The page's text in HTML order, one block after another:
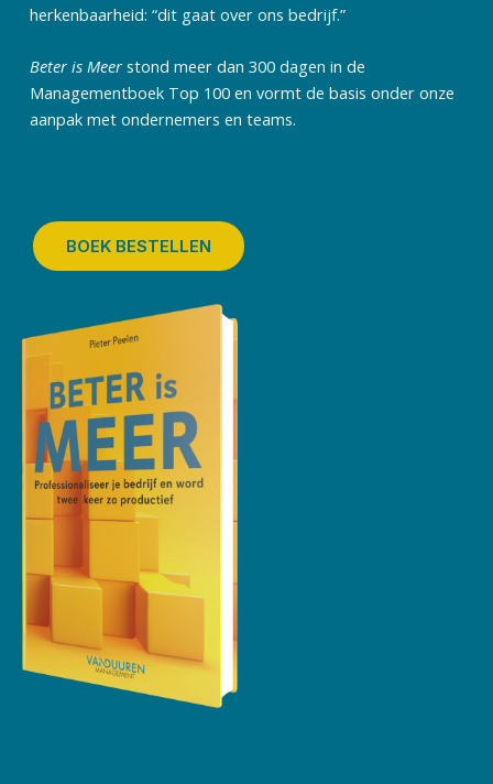
herkenbaarheid: “dit gaat over ons bedrijf.”
Beter is Meer stond meer dan 300 dagen in de
Managementboek Top 100 en vormt de basis onder onze
aanpak met ondernemers en teams.
BOEK BESTELLEN